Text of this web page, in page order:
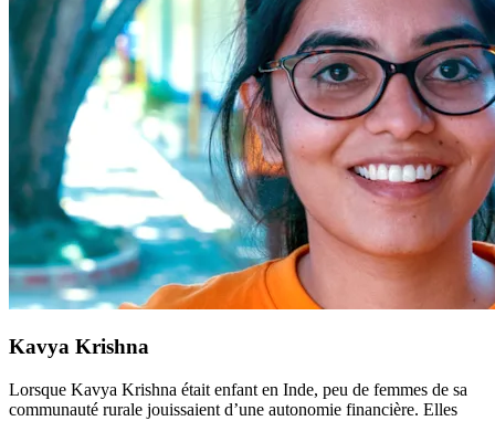
Kavya Krishna
Lorsque Kavya Krishna était enfant en Inde, peu de femmes de sa
communauté rurale jouissaient d’une autonomie financière. Elles